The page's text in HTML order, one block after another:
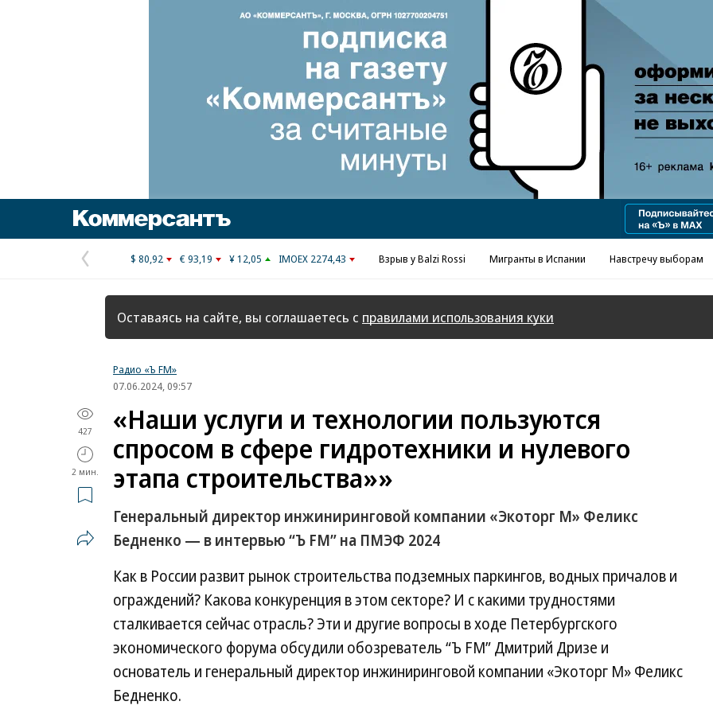
Реклама в «Ъ» www.kommersant.ru/ad
Предыдущая
страница
$ 80,92 € 93,19 ¥ 12,05 IMOEX 2274,43 Взрыв у Balzi Rossi Мигранты в Испании Навстречу выборам
Оставаясь на сайте, вы соглашаетесь с правилами использования куки
Радио «Ъ FM»
07.06.2024, 09:57
427
2 мин.
«Наши услуги и технологии пользуются
спросом в сфере гидротехники и нулевого
этапа строительства»»
Генеральный директор инжиниринговой компании «Экоторг М» Феликс
Бедненко — в интервью “Ъ FM” на ПМЭФ 2024
Как в России развит рынок строительства подземных паркингов, водных причалов и
ограждений? Какова конкуренция в этом секторе? И с какими трудностями
сталкивается сейчас отрасль? Эти и другие вопросы в ходе Петербургского
экономического форума обсудили обозреватель “Ъ FM” Дмитрий Дризе и
основатель и генеральный директор инжиниринговой компании «Экоторг М» Феликс
Бедненко.